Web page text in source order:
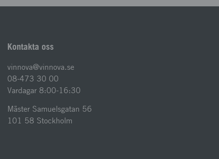
Kontakta oss
vinnova@vinnova.se
08-473 30 00
Vardagar 8:00-16:30
Mäster Samuelsgatan 56
101 58 Stockholm